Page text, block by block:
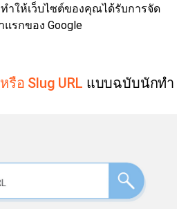
ำให้เว็บไซต์ของคุณได้รับการจัด
รกของ Google
อ Slug URL แบบฉบับนักทำ